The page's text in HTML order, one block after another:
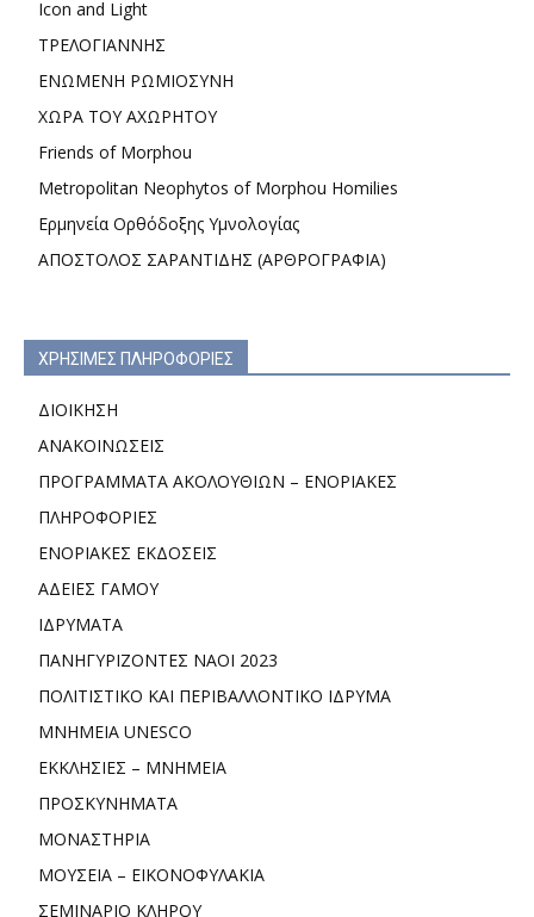
Icon and Light
ΤΡΕΛΟΓΙΑΝΝΗΣ
ΕΝΩΜΕΝΗ ΡΩΜΙΟΣΥΝΗ
ΧΩΡΑ ΤΟΥ ΑΧΩΡΗΤΟΥ
Friends of Morphou
Metropolitan Neophytos of Morphou Homilies
Ερμηνεία Ορθόδοξης Υμνολογίας
ΑΠΟΣΤΟΛΟΣ ΣΑΡΑΝΤΙΔΗΣ (ΑΡΘΡΟΓΡΑΦΙΑ)
ΧΡΗΣΙΜΕΣ ΠΛΗΡΟΦΟΡΙΕΣ
ΔΙΟΙΚΗΣΗ
ΑΝΑΚΟΙΝΩΣΕΙΣ
ΠΡΟΓΡΑΜΜΑΤΑ ΑΚΟΛΟΥΘΙΩΝ – ΕΝΟΡΙΑΚΕΣ
ΠΛΗΡΟΦΟΡΙΕΣ
ΕΝΟΡΙΑΚΕΣ ΕΚΔΟΣΕΙΣ
ΑΔΕΙΕΣ ΓΑΜΟΥ
ΙΔΡΥΜΑΤΑ
ΠΑΝΗΓΥΡΙΖΟΝΤΕΣ ΝΑΟΙ 2023
ΠΟΛΙΤΙΣΤΙΚΟ ΚΑΙ ΠΕΡΙΒΑΛΛΟΝΤΙΚΟ ΙΔΡΥΜΑ
ΜΝΗΜΕΙΑ UNESCO
ΕΚΚΛΗΣΙΕΣ – ΜΝΗΜΕΙΑ
ΠΡΟΣΚΥΝΗΜΑΤΑ
ΜΟΝΑΣΤΗΡΙΑ
ΜΟΥΣΕΙΑ – ΕΙΚΟΝΟΦΥΛΑΚΙΑ
ΣΕΜΙΝΑΡΙΟ ΚΛΗΡΟΥ